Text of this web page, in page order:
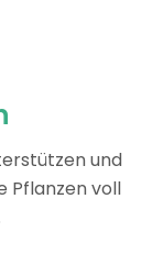
und
Pflanzen voll